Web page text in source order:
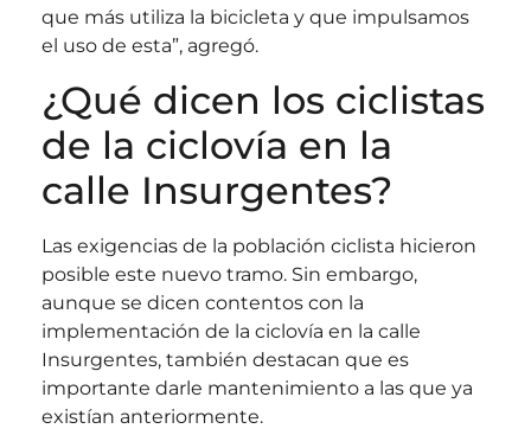
que más utiliza la bicicleta y que impulsamos
el uso de esta”, agregó.
¿Qué dicen los ciclistas
de la ciclovía en la
calle Insurgentes?
Las exigencias de la población ciclista hicieron
posible este nuevo tramo. Sin embargo,
aunque se dicen contentos con la
implementación de la ciclovía en la calle
Insurgentes, también destacan que es
importante darle mantenimiento a las que ya
existían anteriormente.